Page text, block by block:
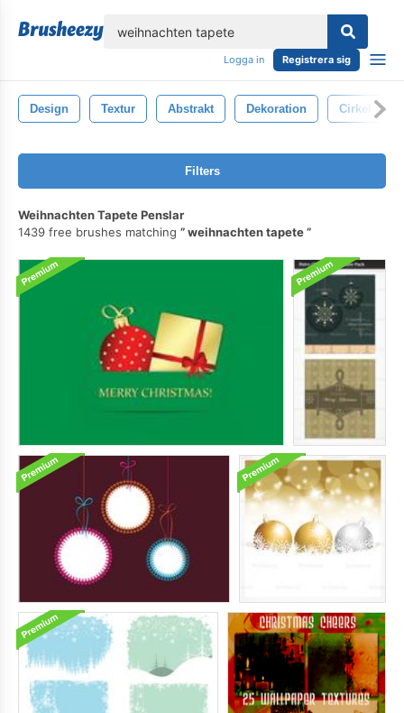
Logga in Registrera sig
Design Textur Abstrakt Dekoration Cirkel
Filters
Weihnachten Tapete Penslar
1439 free brushes matching
weihnachten tapete